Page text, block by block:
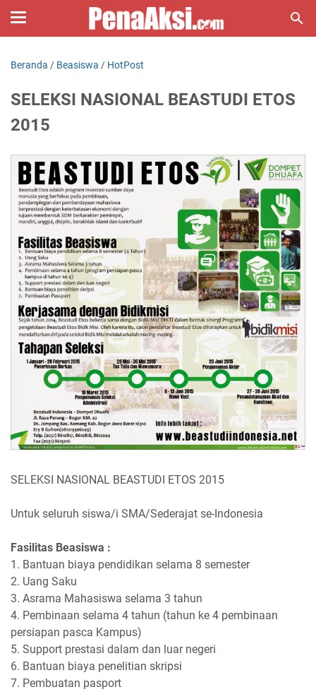
Beranda / Beasiswa / HotPost
SELEKSI NASIONAL BEASTUDI ETOS
2015
SELEKSI NASIONAL BEASTUDI ETOS 2015
Untuk seluruh siswa/i SMA/Sederajat se-Indonesia
Fasilitas Beasiswa :
1. Bantuan biaya pendidikan selama 8 semester
2. Uang Saku
3. Asrama Mahasiswa selama 3 tahun
4. Pembinaan selama 4 tahun (tahun ke 4 pembinaan
persiapan pasca Kampus)
5. Support prestasi dalam dan luar negeri
6. Bantuan biaya penelitian skripsi
7. Pembuatan pasport